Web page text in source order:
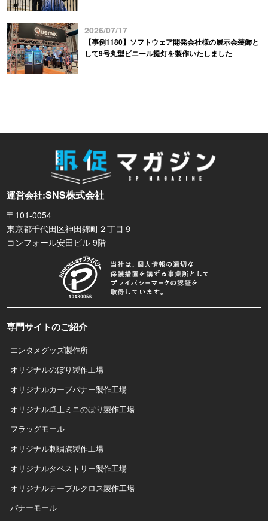
2026/07/17
【事例1180】ソフトウェア開発会社様の展示会装飾と
して9号丸型ビニール提灯を製作いたしました
運営会社:SNS株式会社
〒101-0054
東京都千代田区神田錦町２丁目９
コンフォール安田ビル 9階
専門サイトのご紹介
エンタメグッズ製作所
オリジナルのぼり製作工場
オリジナルカーブバナー製作工場
オリジナル卓上ミニのぼり製作工場
フラッグモール
オリジナル刺繍旗製作工場
オリジナルタペストリー製作工場
オリジナルテーブルクロス製作工場
バナーモール